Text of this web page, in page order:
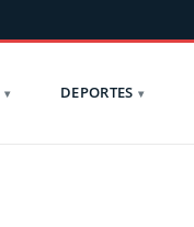
DEPORTES